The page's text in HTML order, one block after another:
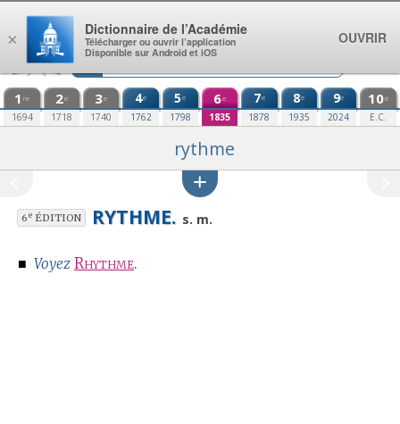
Aller au contenu
1 re
1694
2e
1718
3e
1740
4e
1762
5e
1798
6e
1835
7e
1878
8e
1935
9e
2024
10e
E.C.
rythme
6eÉDITION RYTHME. s. m.
■ Voyez Rhythme.
×
Dictionnaire de l’Académie
Télécharger ou ouvrir l’application
Disponible sur Android et iOS
OUVRIR